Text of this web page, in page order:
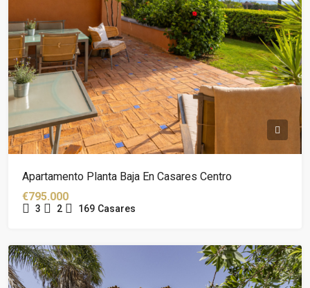
Apartamento Planta Baja En Casares Centro
€795.000
3 2 169 Casares